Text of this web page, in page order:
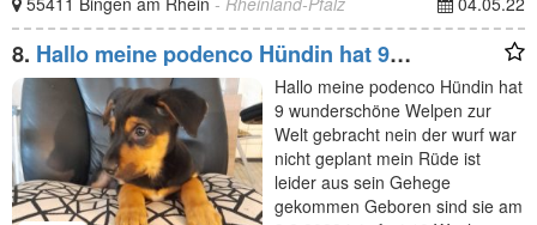
8. Hallo meine podenco Hündin hat 9
wunderschöne Welpen
Hallo meine podenco Hündin hat
9 wunderschöne Welpen zur
Welt gebracht nein der wurf war
nicht geplant mein Rüde ist
leider aus sein Gehege
gekommen Geboren sind sie am